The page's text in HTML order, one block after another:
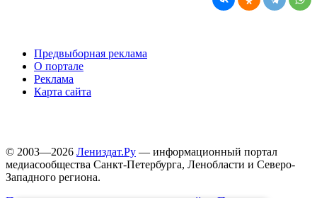
Предвыборная реклама
О портале
Реклама
Карта сайта
© 2003—2026 Лениздат.Ру — информационный портал
медиасообщества Санкт-Петербурга, Ленобласти и Северо-
Западного региона.